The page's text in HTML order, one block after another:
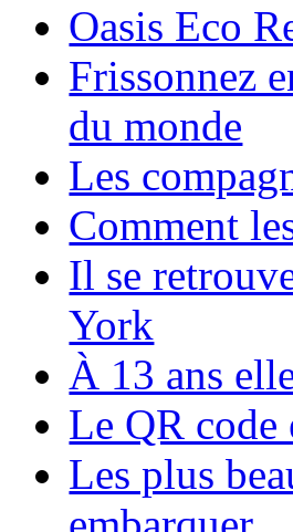
Oasis Eco
Frissonnez
du monde
Les
Comment
Il se
York
À 13 ans
Le QR code
Les plus